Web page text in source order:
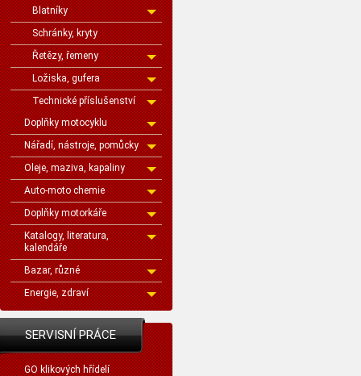
Blatníky
Schránky, kryty
Řetězy, řemeny
Ložiska, gufera
Technické příslušenství
Doplňky motocyklu
Nářadí, nástroje, pomůcky
Oleje, maziva, kapaliny
Auto-moto chemie
Doplňky motorkáře
Katalogy, literatura,
kalendáře
Bazar, různé
Energie, zdraví
SERVISNÍ PRÁCE
GO klikových hřídelí